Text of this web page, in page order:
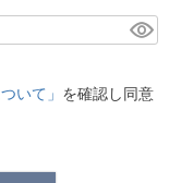
いて」 を確認し同意